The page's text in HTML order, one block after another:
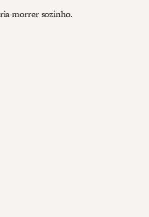
morrer sozinho.